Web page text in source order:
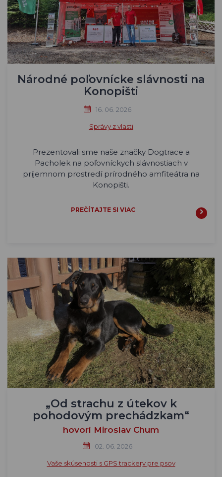
Národné poľovnícke slávnosti na
Konopišti
16. 06. 2026
Správy z vlasti
Prezentovali sme naše značky Dogtrace a
Pacholek na poľovníckych slávnostiach v
príjemnom prostredí prírodného amfiteátra na
Konopišti.
PREČÍTAJTE SI VIAC
„Od strachu z útekov k
pohodovým prechádzkam“
hovorí Miroslav Chum
02. 06. 2026
Vaše skúsenosti s GPS trackery pre psov